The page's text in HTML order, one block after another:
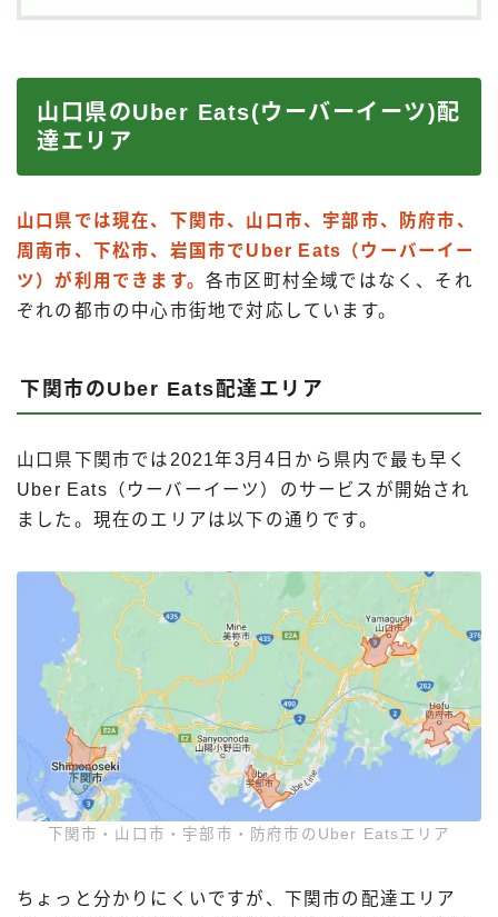
山口県のUber Eats(ウーバーイーツ)配
達エリア
山口県では現在、下関市、山口市、宇部市、防府市、
周南市、下松市、岩国市でUber Eats（ウーバーイー
ツ）が利用できます。 各市区町村全域ではなく、それ
ぞれの都市の中心市街地で対応しています。
下関市のUber Eats配達エリア
山口県下関市では2021年3月4日から県内で最も早く
Uber Eats（ウーバーイーツ）のサービスが開始され
ました。現在のエリアは以下の通りです。
下関市・山口市・宇部市・防府市のUber Eatsエリア
ちょっと分かりにくいですが、下関市の配達エリア